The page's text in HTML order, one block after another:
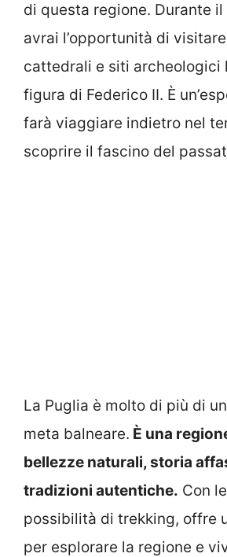
di questa regione. Durante
avrai l’opportunità di
cattedrali e siti archeologici
figura di Federico II. È
farà viaggiare indietro nel
scoprire il fascino del
La Puglia è molto di più di
meta balneare. È una
bellezze naturali, storia
tradizioni autentiche. Con
possibilità di trekking, offre
per esplorare la regione e